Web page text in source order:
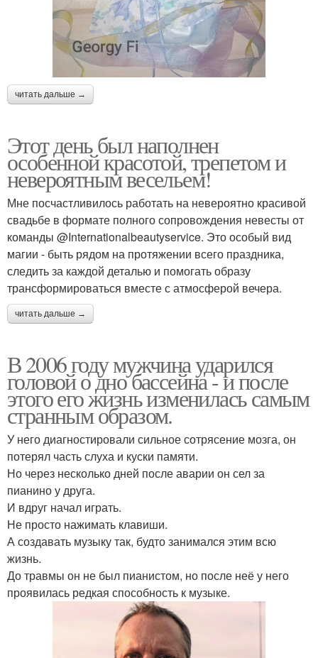
читать дальше →
Этот день был наполнен
особенной красотой, трепетом и
невероятным весельем!
Мне посчастливилось работать на невероятно красивой
свадьбе в формате полного сопровождения невесты от
команды @Internationalbeautyservice. Это особый вид
магии - быть рядом на протяжении всего праздника,
следить за каждой деталью и помогать образу
трансформироваться вместе с атмосферой вечера.
читать дальше →
В 2006 году мужчина ударился
головой о дно бассейна - и после
этого его жизнь изменилась самым
странным образом.
У него диагностировали сильное сотрясение мозга, он
потерял часть слуха и куски памяти.
Но через несколько дней после аварии он сел за
пианино у друга.
И вдруг начал играть.
Не просто нажимать клавиши.
А создавать музыку так, будто занимался этим всю
жизнь.
До травмы он не был пианистом, но после неё у него
проявилась редкая способность к музыке.